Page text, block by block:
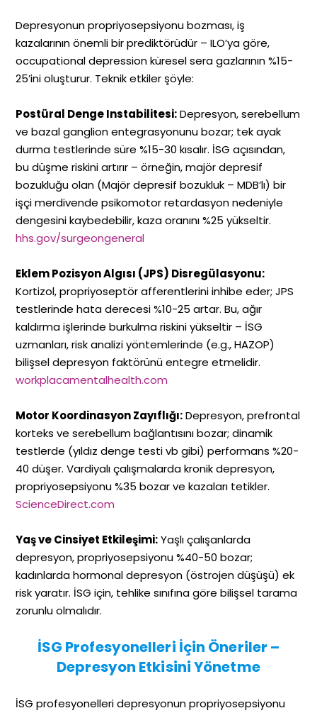
Depresyonun propriyosepsiyonu bozması, iş
kazalarının önemli bir prediktörüdür – ILO’ya göre,
occupational depression küresel sera gazlarının %15-
25’ini oluşturur. Teknik etkiler şöyle:
Postüral Denge Instabilitesi:Depresyon, serebellum
ve bazal ganglion entegrasyonunu bozar; tek ayak
durma testlerinde süre %15-30 kısalır. İSG açısından,
bu düşme riskini artırır – örneğin, majör depresif
bozukluğu olan (Majör depresif bozukluk – MDB’lı) bir
işçi merdivende psikomotor retardasyon nedeniyle
dengesini kaybedebilir, kaza oranını %25 yükseltir.
hhs.gov/surgeongeneral
Eklem Pozisyon Algısı (JPS) Disregülasyonu:
Kortizol, propriyoseptör afferentlerini inhibe eder; JPS
testlerinde hata derecesi %10-25 artar. Bu, ağır
kaldırma işlerinde burkulma riskini yükseltir – İSG
uzmanları, risk analizi yöntemlerinde (e.g., HAZOP)
bilişsel depresyon faktörünü entegre etmelidir.
workplacamentalhealth.com
Motor Koordinasyon Zayıflığı:Depresyon, prefrontal
korteks ve serebellum bağlantısını bozar; dinamik
testlerde (yıldız denge testi vb gibi) performans %20-
40 düşer. Vardiyalı çalışmalarda kronik depresyon,
propriyosepsiyonu %35 bozar ve kazaları tetikler.
ScienceDirect.com
Yaş ve Cinsiyet Etkileşimi:Yaşlı çalışanlarda
depresyon, propriyosepsiyonu %40-50 bozar;
kadınlarda hormonal depresyon (östrojen düşüşü) ek
risk yaratır. İSG için, tehlike sınıfına göre bilişsel tarama
zorunlu olmalıdır.
İSG Profesyonelleri İçin Öneriler –
Depresyon Etkisini Yönetme
İSG profesyonelleri depresyonun propriyosepsiyonu